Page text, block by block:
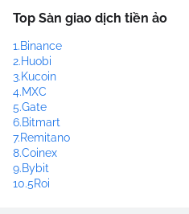
Top Sàn giao dịch tiền ảo
1.Binance
2.Huobi
3.Kucoin
4.MXC
5.Gate
6.Bitmart
7.Remitano
8.Coinex
9.Bybit
10.5Roi